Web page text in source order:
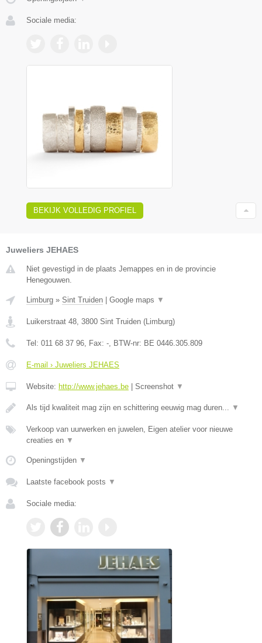
Sociale media:
BEKIJK VOLLEDIG PROFIEL
Juweliers JEHAES
Niet gevestigd in de plaats Jemappes en in de provincie
Henegouwen.
Limburg » Sint Truiden Google maps ▼
Luikerstraat 48 3800 Sint Truiden ( Limburg)
Tel: 011 68 37 96 , Fax: - , BTW-nr: BE 0446.305.809
E-mail › Juweliers JEHAES
Website: http://www.jehaes.be Screenshot ▼
Als tijd kwaliteit mag zijn en schittering eeuwig mag duren... ▼
Verkoop van uurwerken en juwelen, Eigen atelier voor nieuwe
creaties en ▼
Openingstijden ▼
Laatste facebook posts ▼
Sociale media: